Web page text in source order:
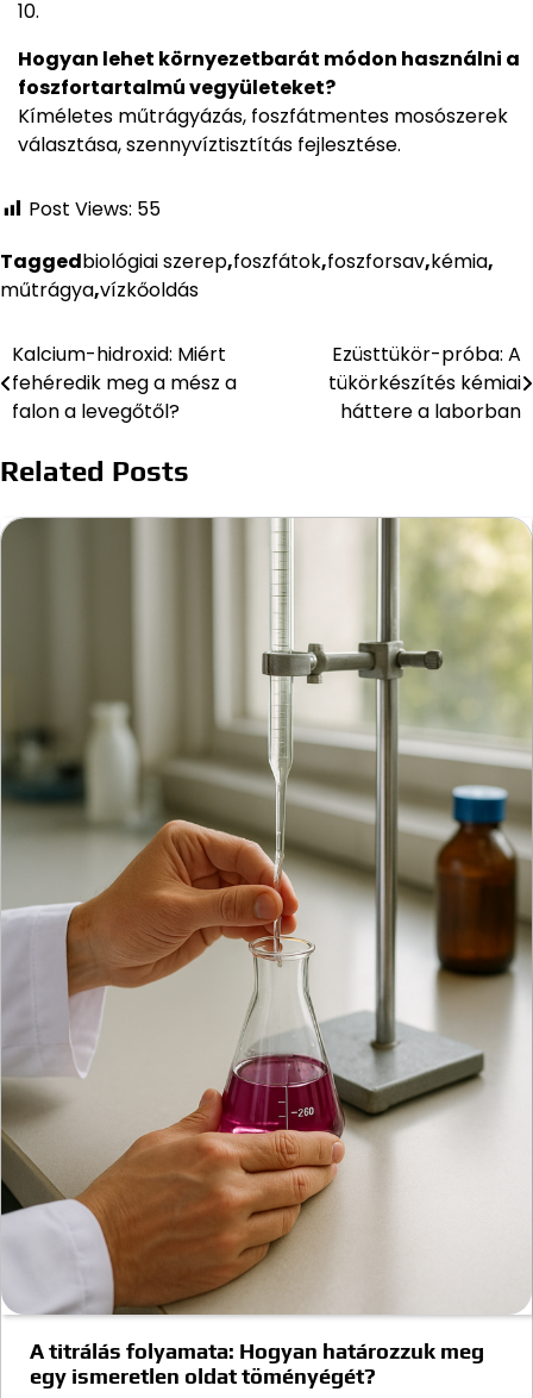
Hogyan lehet környezetbarát módon használni a
foszfortartalmú vegyületeket?
Kíméletes műtrágyázás, foszfátmentes mosószerek
választása, szennyvíztisztítás fejlesztése.
Post Views: 55
Taggedbiológiai szerep,foszfátok,foszforsav,kémia,
műtrágya,vízkőoldás
Bejegyzés
navigáció
Kalcium-hidroxid: Miért
fehéredik meg a mész a
falon a levegőtől?
Ezüsttükör-próba: A
tükörkészítés kémiai
háttere a laborban
Related Posts
A titrálás folyamata: Hogyan határozzuk meg
egy ismeretlen oldat töményégét?